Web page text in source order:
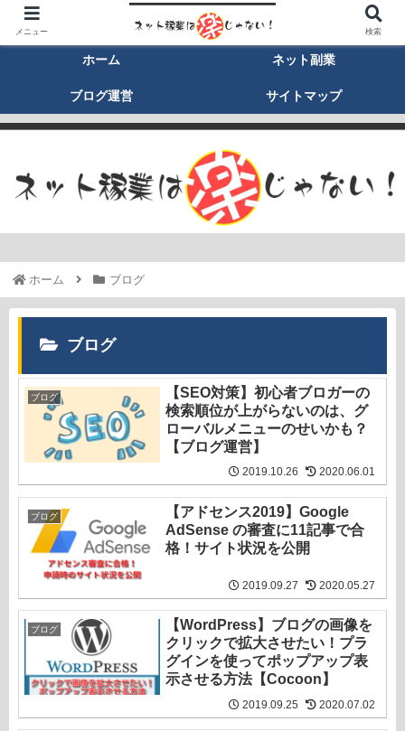
ホーム ネット副業
ブログ運営 サイトマップ
ホーム ブログ
ブログ
ブログ
【SEO対策】初心者ブロガーの
検索順位が上がらないのは、グ
ローバルメニューのせいかも？
【ブログ運営】
2019.10.26 2020.06.01
ブログ
【アドセンス2019】Google
AdSense の審査に11記事で合
格！サイト状況を公開
2019.09.27 2020.05.27
ブログ
【WordPress】ブログの画像を
クリックで拡大させたい！プラ
グインを使ってポップアップ表
示させる方法【Cocoon】
2019.09.25 2020.07.02
メニュー 検索